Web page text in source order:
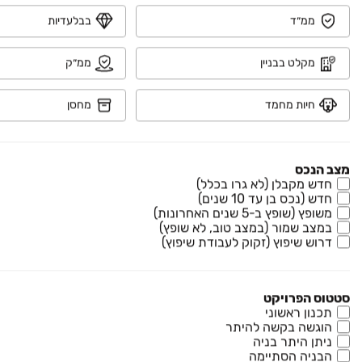
ממ״ד בבלעדיות
מקלט בבניין ממ״ק
חיות מחמד מחסן
מצב הנכס
חדש מקבלן (לא גרו בכלל)
חדש (נכס בן עד 10 שנים)
משופץ (שופץ ב-5 שנים האחרונות)
במצב שמור (במצב טוב, לא שופץ)
דרוש שיפוץ (זקוק לעבודת שיפוץ)
סטטוס הפרויקט
תכנון ראשוני
הוגשה בקשה להיתר
ניתן היתר בניה
הבניה הסתיימה
נוף פתוח לפארק
סביון 2
יחידת דיור, שכונת הורדים, קרית שמונה
₪ 2,250
הר הצופים 16
דירה, שיכון ד', קרית שמונה